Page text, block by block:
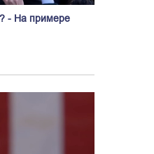
- На примере